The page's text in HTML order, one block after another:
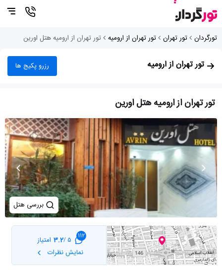
تورگردان تور تهران تور تهران از ارومیه تور تهران از ارومیه هتل اورین
تور تهران از ارومیه رزرو پکیج ها
تور تهران از ارومیه هتل اورین
بررسی هتل
112
5 /
3.2 امتیاز
نمایش نظرات